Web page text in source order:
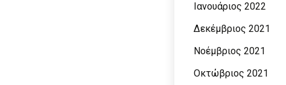
Ιανουάριος 2022
Δεκέμβριος 2021
Νοέμβριος 2021
Οκτώβριος 2021